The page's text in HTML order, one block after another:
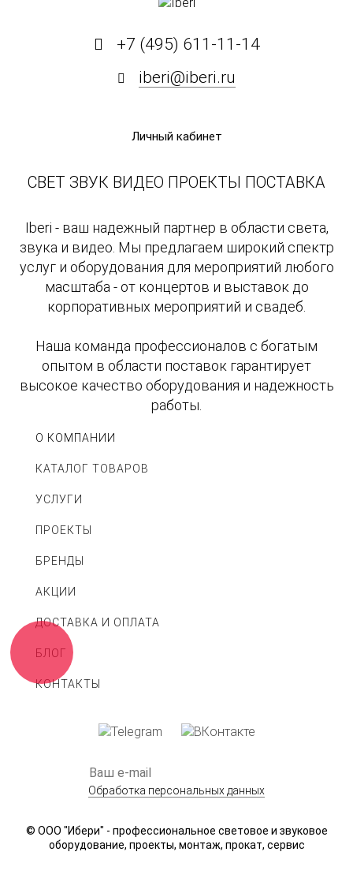
+7 (495) 611-11-14
iberi@iberi.ru
Личный кабинет
СВЕТ ЗВУК ВИДЕО ПРОЕКТЫ ПОСТАВКА
Iberi - ваш надежный партнер в области света,
звука и видео. Мы предлагаем широкий спектр
услуг и оборудования для мероприятий любого
масштаба - от концертов и выставок до
корпоративных мероприятий и свадеб.
Наша команда профессионалов с богатым
опытом в области поставок гарантирует
высокое качество оборудования и надежность
работы.
О КОМПАНИИ
КАТАЛОГ ТОВАРОВ
УСЛУГИ
ПРОЕКТЫ
БРЕНДЫ
АКЦИИ
ДОСТАВКА И ОПЛАТА
БЛОГ
КОНТАКТЫ
Обработка персональных данных
© ООО "Ибери" - профессиональное световое и звуковое
оборудование, проекты, монтаж, прокат, сервис